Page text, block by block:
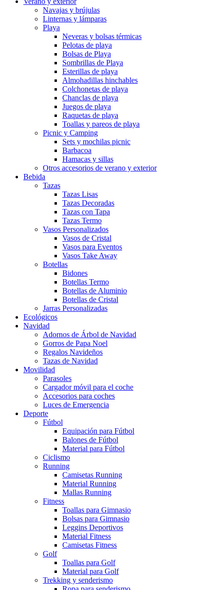
Navajas y brújulas
Linternas y lámparas
Playa
Neveras y bolsas térmicas
Pelotas de playa
Bolsas de Playa
Sombrillas de Playa
Esterillas de playa
Almohadillas hinchables
Colchonetas de playa
Chanclas de playa
Juegos de playa
Raquetas de playa
Toallas y pareos de playa
Picnic y Camping
Sets y mochilas picnic
Barbacoa
Hamacas y sillas
Otros accesorios de verano y exterior
Bebida
Tazas
Tazas Lisas
Tazas Decoradas
Tazas con Tapa
Tazas Termo
Vasos Personalizados
Vasos de Cristal
Vasos para Eventos
Vasos Take Away
Botellas
Bidones
Botellas Termo
Botellas de Aluminio
Botellas de Cristal
Jarras Personalizadas
Ecológicos
Navidad
Adornos de Árbol de Navidad
Gorros de Papa Noel
Regalos Navideños
Tazas de Navidad
Movilidad
Parasoles
Cargador móvil para el coche
Accesorios para coches
Luces de Emergencia
Deporte
Fútbol
Equipación para Fútbol
Balones de Fútbol
Material para Fútbol
Ciclismo
Running
Camisetas Running
Material Running
Mallas Running
Fitness
Toallas para Gimnasio
Bolsas para Gimnasio
Leggins Deportivos
Material Fitness
Camisetas Fitness
Golf
Toallas para Golf
Material para Golf
Trekking y senderismo